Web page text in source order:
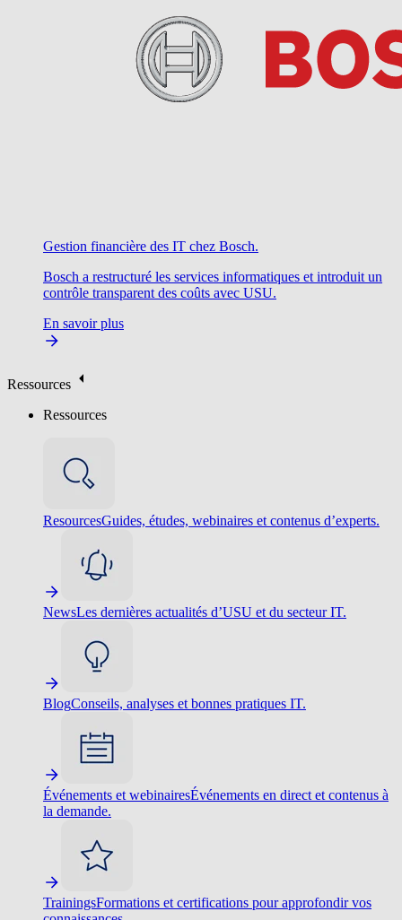
Gestion financière des IT chez Bosch.
Bosch a restructuré les services informatiques et introduit un
contrôle transparent des coûts avec USU.
En savoir plus
Ressources
Ressources
ResourcesGuides, études, webinaires et contenus d’experts.
NewsLes dernières actualités d’USU et du secteur IT.
BlogConseils, analyses et bonnes pratiques IT.
Événements et webinairesÉvénements en direct et contenus à
la demande.
TrainingsFormations et certifications pour approfondir vos